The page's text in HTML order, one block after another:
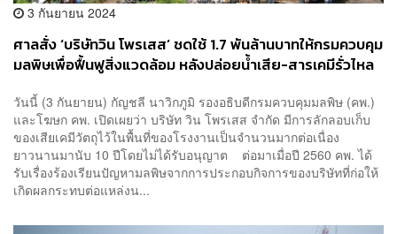
3 กันยายน 2024
ศาลสั่ง ‘บริษัทวิน โพรเสส’ ชดใช้ 1.7 พันล้านบาทให้กรมควบคุม
มลพิษเพื่อฟื้นฟูสิ่งแวดล้อม หลังปล่อยน้ำเสีย-สารเคมีรั่วไหล
วันนี้ (3 กันยายน) กัญชลี นาวิกภูมิ รองอธิบดีกรมควบคุมมลพิษ (คพ.)
และโฆษก คพ. เปิดเผยว่า บริษัท วิน โพรเสส จำกัด มีการลักลอบเก็บ
ของเสียเคมีวัตถุไว้ในพื้นที่ของโรงงานเป็นจำนวนมากต่อเนื่อง
ยาวนานมานับ 10 ปีโดยไม่ได้รับอนุญาต ต่อมาเมื่อปี 2560 คพ. ได้
รับเรื่องร้องเรียนปัญหามลพิษจากการประกอบกิจการของบริษัทที่ก่อให้
เกิดผลกระทบต่อแหล่งน...